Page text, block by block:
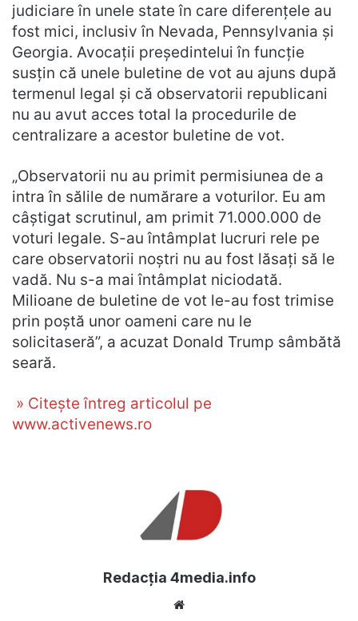
judiciare în unele state în care diferențele au
fost mici, inclusiv în Nevada, Pennsylvania și
Georgia. Avocații președintelui în funcție
susțin că unele buletine de vot au ajuns după
termenul legal și că observatorii republicani
nu au avut acces total la procedurile de
centralizare a acestor buletine de vot.
„Observatorii nu au primit permisiunea de a
intra în sălile de numărare a voturilor. Eu am
câștigat scrutinul, am primit 71.000.000 de
voturi legale. S-au întâmplat lucruri rele pe
care observatorii noștri nu au fost lăsați să le
vadă. Nu s-a mai întâmplat niciodată.
Milioane de buletine de vot le-au fost trimise
prin poștă unor oameni care nu le
solicitaseră”, a acuzat Donald Trump sâmbătă
seară.
» Citește întreg articolul pe
www.activenews.ro
Redacția 4media.info